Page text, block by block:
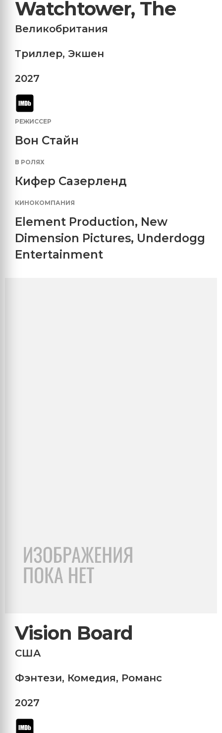
Watchtower, The
Великобритания
Триллер, Экшен
2027
РЕЖИССЕР
Вон Стайн
В РОЛЯХ
Кифер Сазерленд
КИНОКОМПАНИЯ
Element Production, New
Dimension Pictures, Underdogg
Entertainment
Vision Board
США
Фэнтези, Комедия, Романс
2027